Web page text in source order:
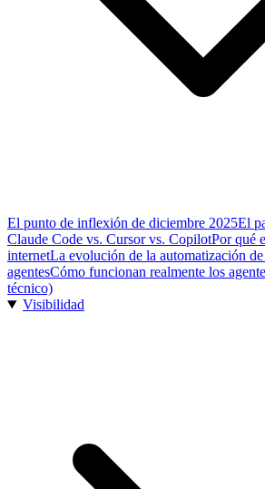
El punto de inflexión de diciembre 2025El
Claude Code vs. Cursor vs. CopilotPor qué
internetLa evolución de la automatización
agentesCómo funcionan realmente los
técnico)
Visibilidad